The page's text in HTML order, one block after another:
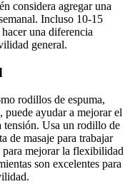
considera agregar una
Incluso 10-15
una diferencia
general.
rodillos de espuma,
puede ayudar a mejorar el
Usa un rodillo de
de masaje para trabajar
para mejorar la flexibilidad
son excelentes para